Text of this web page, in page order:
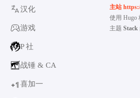
汉化
游戏
P 社
战锤 & CA
+1喜加一
主站
使用 Hugo
主题 Stack